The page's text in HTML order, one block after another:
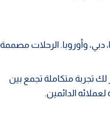
دبي، وأوروبا. الرحلات مصممة
تجربة متكاملة تجمع بين
الدائمين.